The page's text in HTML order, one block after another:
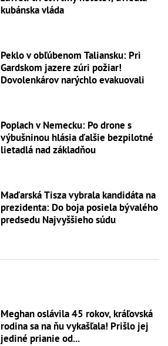
kubánska vláda
Peklo v obľúbenom Taliansku: Pri
Gardskom jazere zúri požiar!
Dovolenkárov narýchlo evakuovali
Poplach v Nemecku: Po drone s
výbušninou hlásia ďalšie bezpilotné
lietadlá nad základňou
Maďarská Tisza vybrala kandidáta na
prezidenta: Do boja posiela bývalého
predsedu Najvyššieho súdu
Meghan oslávila 45 rokov, kráľovská
rodina sa na ňu vykašľala! Prišlo jej
jediné prianie od...